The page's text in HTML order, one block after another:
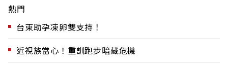
熱門
台東助孕凍卵雙支持！
近視族當心！重訓跑步暗藏危機